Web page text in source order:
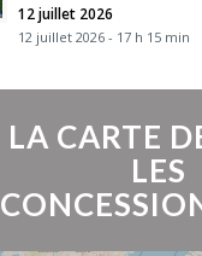
12 juillet 2026
12 juillet 2026 - 17 h 15 min
LA CARTE
LES